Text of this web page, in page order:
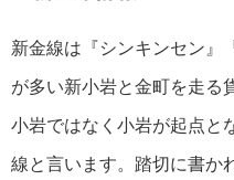
新金線は『シンキンセン』
が多い新小岩と金町を走る
小岩ではなく小岩が起点と
線と言います。踏切に書か